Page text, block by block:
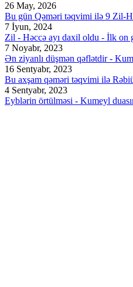
26 May, 2026
Bu gün Qəməri təqvimi ilə 9 Zil-
7 İyun, 2024
Zil - Həccə ayı daxil oldu - İlk on
7 Noyabr, 2023
Ən ziyanlı düşmən qəflətdir -
16 Sentyabr, 2023
Bu axşam qəməri təqvimi ilə
4 Sentyabr, 2023
Eyblərin örtülməsi - Kumeyl